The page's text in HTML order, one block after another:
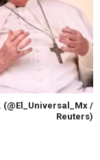
(@El_Universal_Mx /
Reuters)